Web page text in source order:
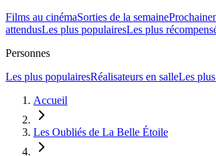
Films au cinémaSorties de la semaine
attendusLes plus populairesLes plus
Personnes
Les plus populairesRéalisateurs en salleLes
Accueil
Les Oubliés de La Belle Étoile